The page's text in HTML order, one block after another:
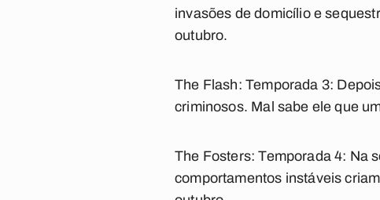
invasões de domicílio e
outubro.
The Flash: Temporada 3:
criminosos. Mal sabe ele que
The Fosters: Temporada 4: Na
comportamentos instáveis